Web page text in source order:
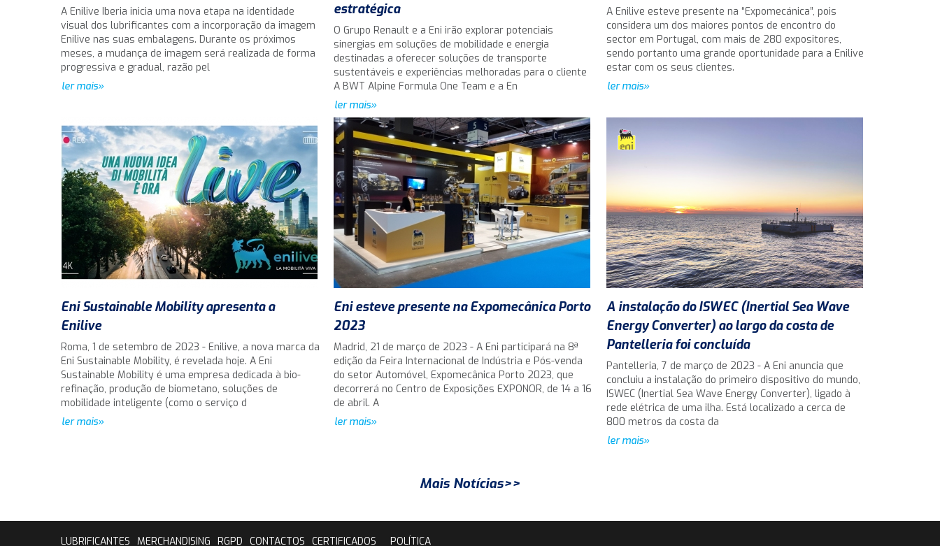
A Enilive Iberia inicia uma nova etapa na identidade
visual dos lubrificantes com a incorporação da imagem
Enilive nas suas embalagens. Durante os próximos
meses, a mudança de imagem será realizada de forma
progressiva e gradual, razão pel
ler mais»
estratégica
O Grupo Renault e a Eni irão explorar potenciais
sinergias em soluções de mobilidade e energia
destinadas a oferecer soluções de transporte
sustentáveis e experiências melhoradas para o cliente
A BWT Alpine Formula One Team e a En
ler mais»
A Enilive esteve presente na “Expomecánica”, pois
considera um dos maiores pontos de encontro do
sector em Portugal, com mais de 280 expositores,
sendo portanto uma grande oportunidade para a Enilive
estar com os seus clientes.
ler mais»
Eni Sustainable Mobility apresenta a
Enilive
Roma, 1 de setembro de 2023 - Enilive, a nova marca da
Eni Sustainable Mobility, é revelada hoje. A Eni
Sustainable Mobility é uma empresa dedicada à bio-
refinação, produção de biometano, soluções de
mobilidade inteligente (como o serviço d
ler mais»
Eni esteve presente na Expomecânica Porto
2023
Madrid, 21 de março de 2023 - A Eni participará na 8ª
edição da Feira Internacional de Indústria e Pós-venda
do setor Automóvel, Expomecânica Porto 2023, que
decorrerá no Centro de Exposições EXPONOR, de 14 a 16
de abril. A
ler mais»
A instalação do ISWEC (Inertial Sea Wave
Energy Converter) ao largo da costa de
Pantelleria foi concluída
Pantelleria, 7 de março de 2023 - A Eni anuncia que
concluiu a instalação do primeiro dispositivo do mundo,
ISWEC (Inertial Sea Wave Energy Converter), ligado à
rede elétrica de uma ilha. Está localizado a cerca de
800 metros da costa da
ler mais»
Mais Notícias>>
LUBRIFICANTES MERCHANDISING RGPD CONTACTOS CERTIFICADOS POLÍTICA